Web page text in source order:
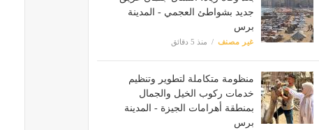
جديد بشواطئ العجمي - المدينة
برس
غير مصنف منذ 5 دقائق
منظومة متكاملة لتطوير وتنظيم
خدمات ركوب الخيل والجمال
بمنطقة أهرامات الجيزة - المدينة
برس